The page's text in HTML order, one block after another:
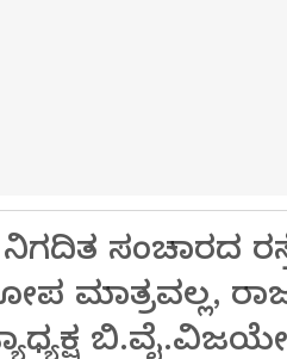
ಸಂಚಾರದ
ಮಾತ್ರವಲ್ಲ,